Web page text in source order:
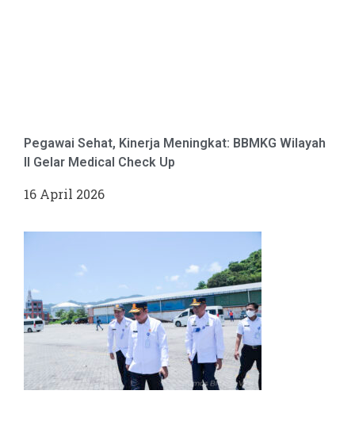
Pegawai Sehat, Kinerja Meningkat: BBMKG Wilayah
II Gelar Medical Check Up
16 April 2026